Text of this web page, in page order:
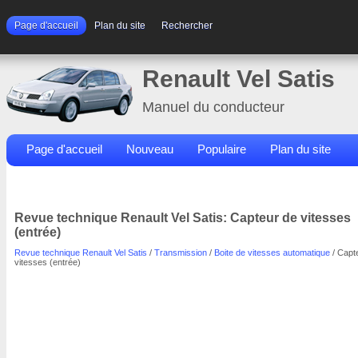
Page d'accueil Plan du site Rechercher
Renault Vel Satis
Manuel du conducteur
Page d'accueil Nouveau Populaire Plan du site
Revue technique Renault Vel Satis: Capteur de vitesses
(entrée)
Revue technique Renault Vel Satis / Transmission / Boite de vitesses automatique /
vitesses (entrée)